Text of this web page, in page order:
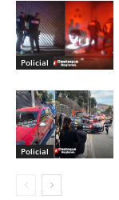
Policial
Policial